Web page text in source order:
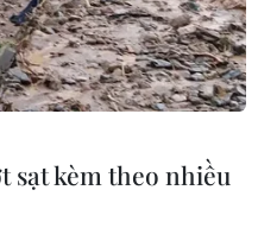
sạt kèm theo nhiều